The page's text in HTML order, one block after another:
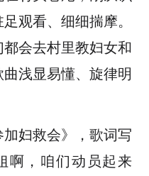
观看、细细揣摩。
会去村里教妇女和
浅显易懂、旋律明
妇救会》，歌词写
啊，咱们动员起来